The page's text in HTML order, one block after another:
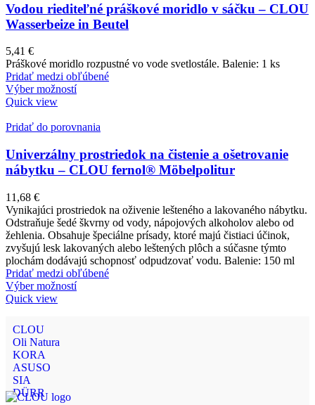
Vodou riediteľné práškové moridlo v sáčku – CLOU
Wasserbeize in Beutel
5,41 €
Práškové moridlo rozpustné vo vode svetlostále. Balenie: 1 ks
Pridať medzi obľúbené
Výber možností
Quick view
Pridať do porovnania
Univerzálny prostriedok na čistenie a ošetrovanie
nábytku – CLOU fernol® Möbelpolitur
11,68 €
Vynikajúci prostriedok na oživenie lešteného a lakovaného nábytku.
Odstraňuje šedé škvrny od vody, nápojových alkoholov alebo od
žehlenia. Obsahuje špeciálne prísady, ktoré majú čistiaci účinok,
zvyšujú lesk lakovaných alebo leštených plôch a súčasne týmto
plochám dodávajú schopnosť odpudzovať vodu. Balenie: 150 ml
Pridať medzi obľúbené
Výber možností
Quick view
CLOU
Oli Natura
KORA
ASUSO
SIA
DÜRR